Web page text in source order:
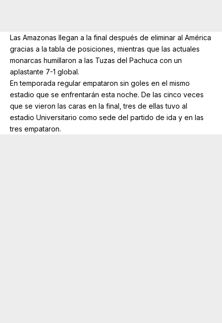
Las Amazonas llegan a la final después de eliminar al América
gracias a la tabla de posiciones, mientras que las actuales
monarcas humillaron a las Tuzas del Pachuca con un
aplastante 7-1 global.
En temporada regular empataron sin goles en el mismo
estadio que se enfrentarán esta noche. De las cinco veces
que se vieron las caras en la final, tres de ellas tuvo al
estadio Universitario como sede del partido de ida y en las
tres empataron.